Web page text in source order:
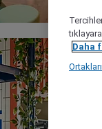
Daha